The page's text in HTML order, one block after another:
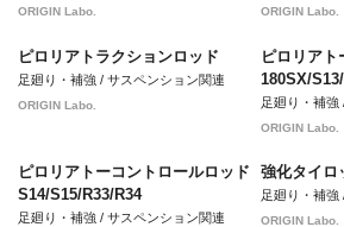
ORIGIN Labo. ORIGIN Labo.
ピロリアトラクションロッド
足廻り・補強 / サスペンション関連
ORIGIN Labo.
ピロリアト
180SX/
足廻り・補強
ORIGIN Labo.
ピロリアトーコントロールロッド
S14/S15/R33/R34
足廻り・補強 / サスペンション関連
強化タイロ
足廻り・補強
ORIGIN Labo.